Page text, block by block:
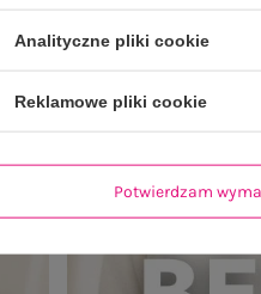
Analityczne pliki cookie
Reklamowe pliki cookie
Potwierdzam